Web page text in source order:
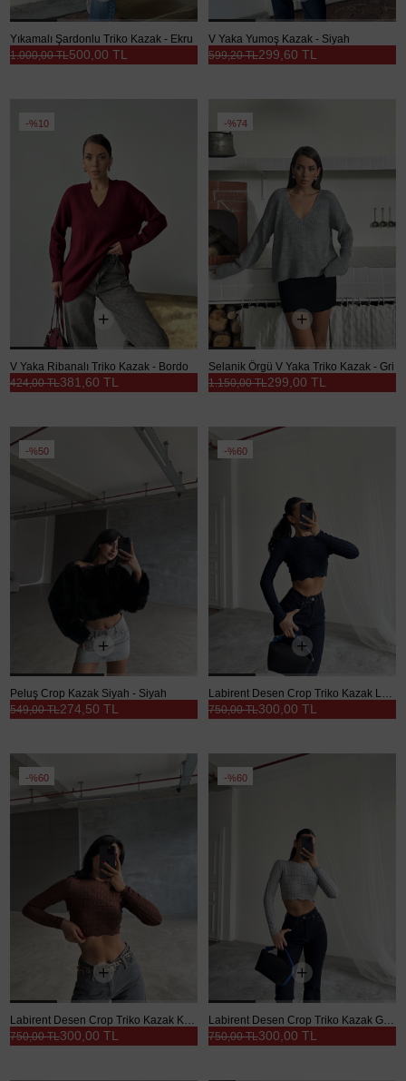
Yıkamalı Şardonlu Triko Kazak - Ekru
500,00 TL
1.000,00 TL
V Yaka Yumoş Kazak - Siyah
299,60 TL
599,20 TL
%10
V Yaka Ribanalı Triko Kazak - Bordo
381,60 TL
424,00 TL
%74
Selanik Örgü V Yaka Triko Kazak - Gri
299,00 TL
1.150,00 TL
%50
Peluş Crop Kazak Siyah - Siyah
274,50 TL
549,00 TL
%60
Labirent Desen Crop Triko Kazak Lacivert - Lacivert
300,00 TL
750,00 TL
%60
Labirent Desen Crop Triko Kazak Kahverengi - Kahverengi
300,00 TL
750,00 TL
%60
Labirent Desen Crop Triko Kazak Gri - Gri
300,00 TL
750,00 TL